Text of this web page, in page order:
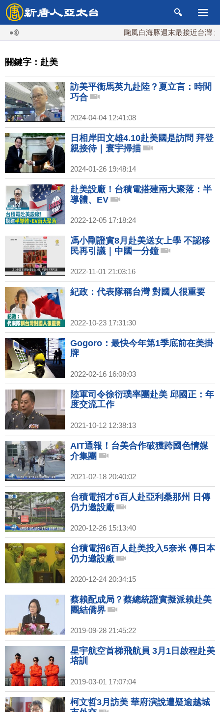
颱風白海豚週末最接近台灣 最
關鍵字：赴美
訪美平衡馬英九赴陸？夏立言：時間
巧合
2024-04-04 12:41:08
日相岸田文雄4.10赴美國是訪問 拜登
親接待｜寰宇掃描
2024-01-26 19:48:14
赴美設廠！台積電搭建兩大聚落：半
導體、EV
2022-12-05 17:18:24
馮小剛證實8月赴美送女上學 不認移
民再引議｜中國一分鐘
2022-11-01 21:03:16
紀政：代表隊稱台灣 對國人很重要
2022-10-23 17:31:30
Gogoro：最快今年第1季底前在美掛
牌
2022-02-16 16:08:03
陸軍司令徐衍璞率團赴美 邱國正：年
度交流工作
2021-10-12 12:38:13
AIT通報！台美合作破獲跨國色情媒
介集團
2021-02-18 20:40:02
台積電招才6百人赴亞利桑那州 日傳
仍力邀設廠
2020-12-26 15:13:40
台積電招6百人赴美投入5奈米 傳日本
仍力邀設廠
2020-12-24 20:34:15
蔡賴配成局？蔡總統證實擬派賴赴美
團結僑界
2019-09-28 21:45:22
星宇航空首梯飛航員 3月1日啟程赴美
培訓
2019-03-01 17:07:04
柯文哲3月訪美 華府演說遭疑逾越城